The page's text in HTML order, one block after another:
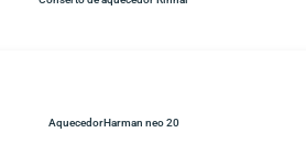
AquecedorHarman neo 20